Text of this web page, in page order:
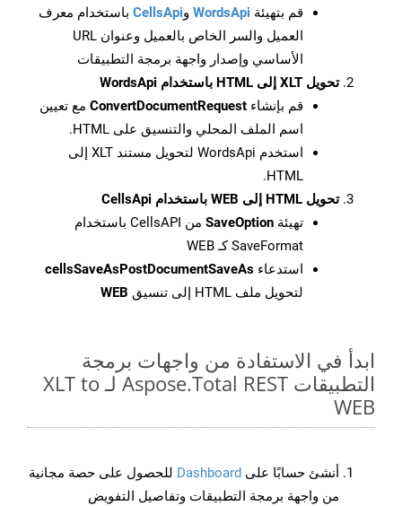
قم بتهيئة WordsApi وCellsApi باستخدام معرف
العميل والسر الخاص بالعميل وعنوان URL
الأساسي وإصدار واجهة برمجة التطبيقات
تحويل XLT إلى HTML باستخدام WordsApi
قم بإنشاء ConvertDocumentRequest مع تعيين
اسم الملف المحلي والتنسيق على HTML.
استخدم WordsApi لتحويل مستند XLT إلى
HTML.
تحويل HTML إلى WEB باستخدام CellsApi
تهيئة SaveOption
من CellsAPI باستخدام
SaveFormat كـ WEB
استدعاء cellsSaveAsPostDocumentSaveAs
لتحويل ملف HTML إلى تنسيق
WEB
ابدأ في الاستفادة من واجهات برمجة
التطبيقات Aspose.Total REST لـ XLT to
WEB
أنشئ حسابًا على Dashboard للحصول على حصة مجانية
من واجهة برمجة التطبيقات وتفاصيل التفويض